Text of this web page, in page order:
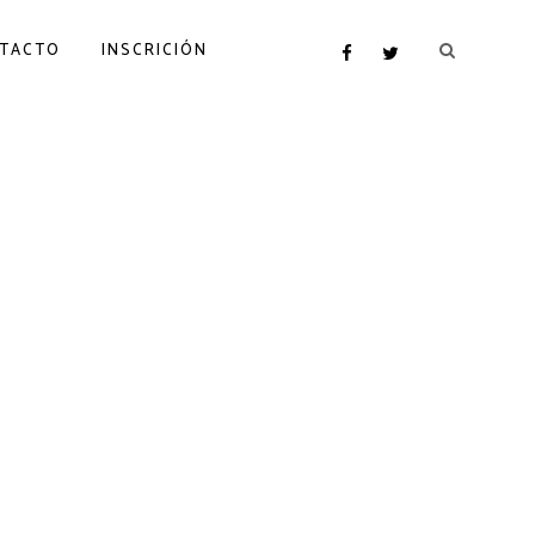
INSCRICIÓN